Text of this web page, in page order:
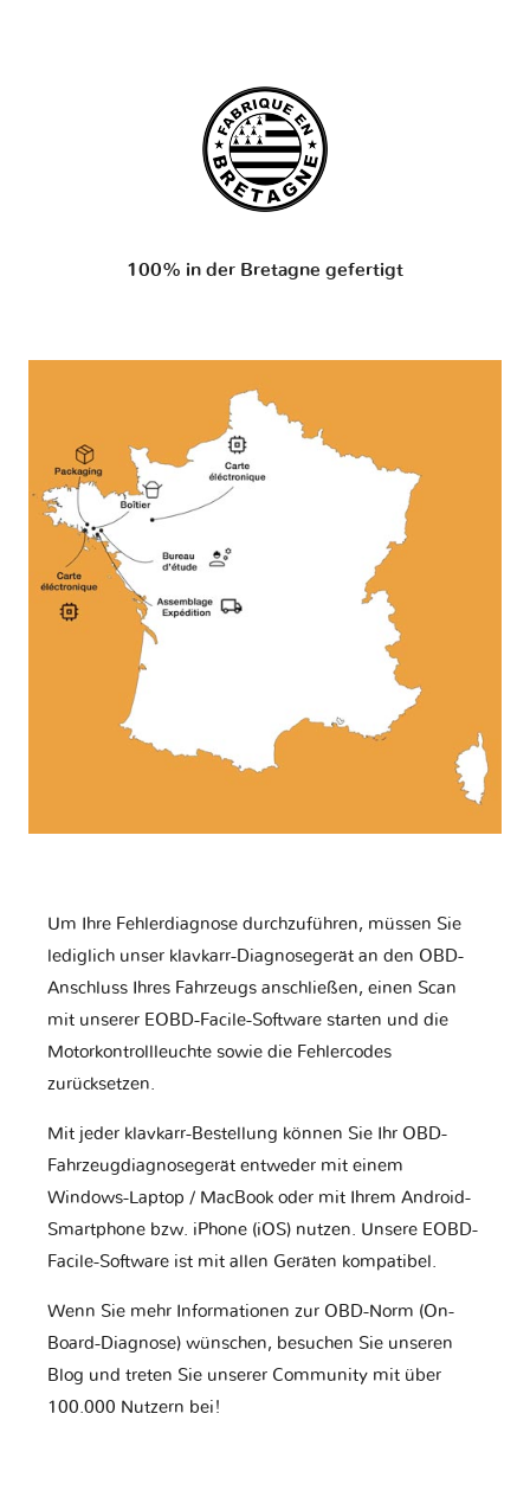
100% in der Bretagne gefertigt
Um Ihre Fehlerdiagnose durchzuführen, müssen Sie
lediglich unser klavkarr-Diagnosegerät an den OBD-
Anschluss Ihres Fahrzeugs anschließen, einen Scan
mit unserer EOBD-Facile-Software starten und die
Motorkontrollleuchte sowie die Fehlercodes
zurücksetzen.
Mit jeder klavkarr-Bestellung können Sie Ihr OBD-
Fahrzeugdiagnosegerät entweder mit einem
Windows-Laptop / MacBook oder mit Ihrem Android-
Smartphone bzw. iPhone (iOS) nutzen. Unsere EOBD-
Facile-Software ist mit allen Geräten kompatibel.
Wenn Sie mehr Informationen zur OBD-Norm (On-
Board-Diagnose) wünschen, besuchen Sie unseren
Blog und treten Sie unserer Community mit über
100.000 Nutzern bei!